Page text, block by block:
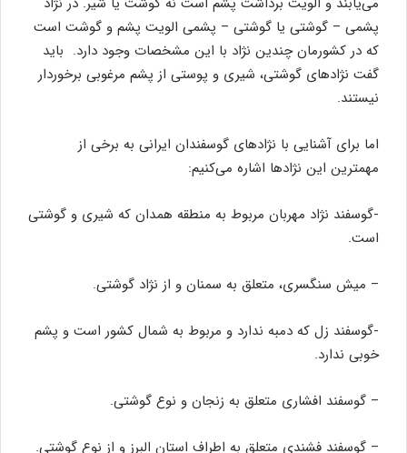
پشمی – گوشتی یا گوشتی – پشمی الویت پشم و گوشت است
که در کشورمان چندین نژاد با این مشخصات وجود دارد. باید
گفت نژادهای گوشتی، شیری و پوستی از پشم مرغوبی برخوردار
نیستند.
اما برای آشنایی با نژادهای گوسفندان ایرانی به برخی از
مهمترین این نژادها اشاره می‌کنیم:
-گوسفند نژاد مهربان مربوط به منطقه همدان که شیری و گوشتی
است.
– میش سنگسری، متعلق به سمنان و از نژاد گوشتی.
-گوسفند زل که دمبه ندارد و مربوط به شمال کشور است و پشم
خوبی ندارد.
– گوسفند افشاری متعلق به زنجان و نوع گوشتی.
– گوسفند فشندی متعلق به اطراف استان البرز و از نوع گوشتی.